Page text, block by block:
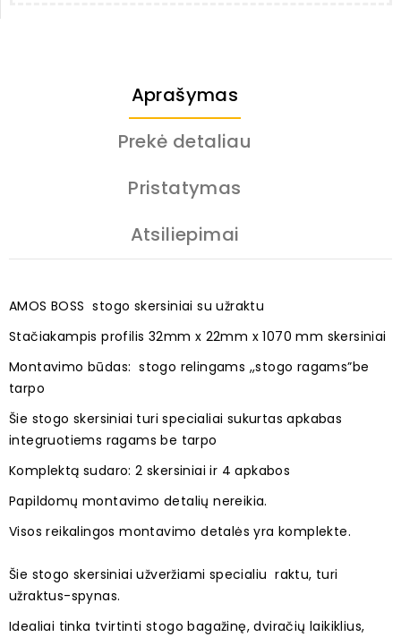
Aprašymas
Prekė detaliau
Pristatymas
Atsiliepimai
AMOS BOSS stogo skersiniai su užraktu
Stačiakampis profilis 32mm x 22mm x 1070 mm skersiniai
Montavimo būdas: stogo relingams ,,stogo ragams”be
tarpo
Šie stogo skersiniai turi specialiai sukurtas apkabas
integruotiems ragams be tarpo
Komplektą sudaro: 2 skersiniai ir 4 apkabos
Papildomų montavimo detalių nereikia.
Visos reikalingos montavimo detalės yra komplekte.
Šie stogo skersiniai užveržiami specialiu raktu, turi
užraktus-spynas.
Idealiai tinka tvirtinti stogo bagažinę, dviračių laikiklius,